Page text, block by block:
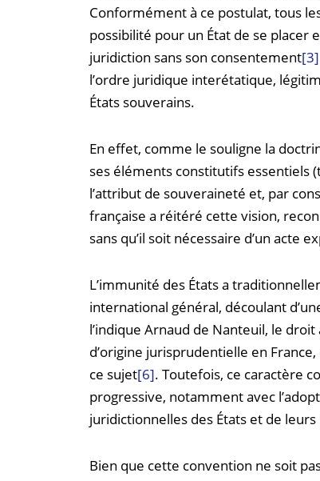
Conformément à ce postulat, tous
possibilité pour un État de se placer
juridiction sans son consentement[3]
l’ordre juridique interétatique,
États souverains.
En effet, comme le souligne la
ses éléments constitutifs
l’attribut de souveraineté et, par
française a réitéré cette vision,
sans qu’il soit nécessaire d’un acte
L’immunité des États a
international général, découlant
l’indique Arnaud de Nanteuil, le
d’origine jurisprudentielle en
ce sujet[6]. Toutefois, ce caractère
progressive, notamment avec
juridictionnelles des États et de leurs
Bien que cette convention ne soit